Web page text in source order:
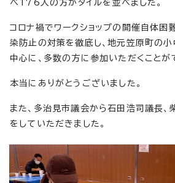
べ176人の方がタイルを並べました。
コロナ禍でワークショップの開催自体困
染防止の対策を徹底し、地元笠原町の小
中心に、多数の方に参加いただくことが
本当にありがとうございました。
また、多治見市議会から石田浩司議長、
をしていただきました。